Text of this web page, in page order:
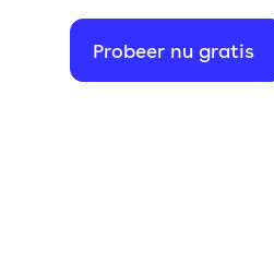
Probeer nu gratis